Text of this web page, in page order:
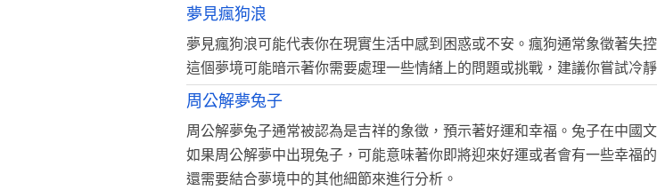
夢見瘋狗浪
夢見瘋狗浪可能代表你在現實生活中感到困惑或不安。瘋狗通常象徵著失
這個夢境可能暗示著你需要處理一些情緒上的問題或挑戰，建議你嘗試冷
周公解夢兔子
周公解夢兔子通常被認為是吉祥的象徵，預示著好運和幸福。兔子在中國
如果周公解夢中出現兔子，可能意味著你即將迎來好運或者會有一些幸福
還需要結合夢境中的其他細節來進行分析。